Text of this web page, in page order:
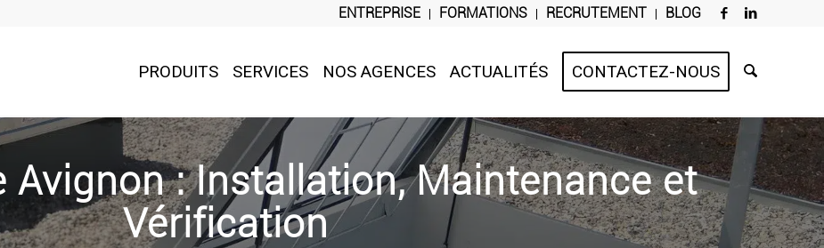
ENTREPRISE FORMATIONS RECRUTEMENT BLOG
PRODUITS SERVICES NOS AGENCES ACTUALITÉS CONTACTEZ-NOUS
Avignon : Installation, Maintenance et
Vérification